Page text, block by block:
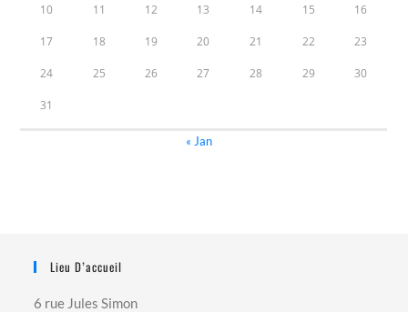
10 11 12 13 14 15 16
17 18 19 20 21 22 23
24 25 26 27 28 29 30
31
« Jan
Lieu D’accueil
6 rue Jules Simon